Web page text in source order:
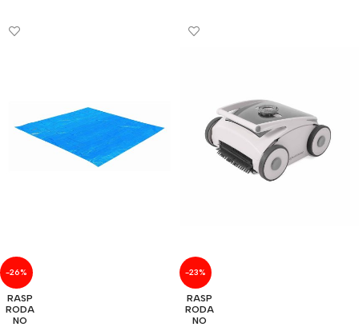
-26%
RASP
RODA
NO
-23%
RASP
RODA
NO